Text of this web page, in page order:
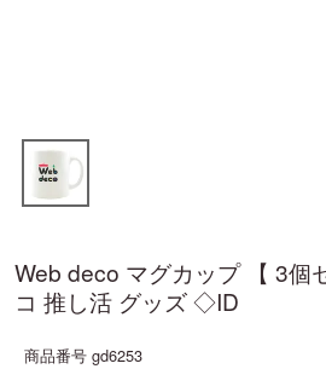
Web deco マグカップ 【 3個
コ 推し活 グッズ ◇ID
商品番号 gd6253